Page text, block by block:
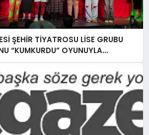
ŞEHİR TİYATROSU LİSE GRUBU
“KUMKURDU” OYUNUYLA